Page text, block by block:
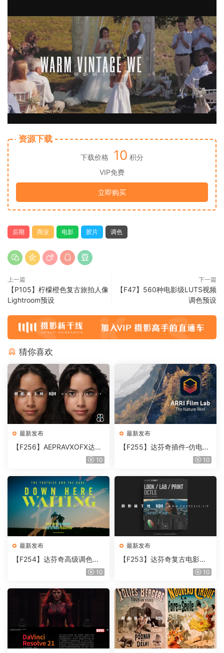
资源下载
下载价格 10 积分
VIP免费
立即购买
后期 商业 电影 胶片 调色
上一篇
【P105】柠檬橙色复古旅拍人像
Lightroom预设
下一篇
【F47】560种电影级LUTS视频
调色预设
猜你喜欢
最新发布
【F256】AEPRAVXOFX达芬
奇视频人像磨皮润肤美颜插件
10
最新发布
【F255】达芬奇插件-仿电影
胶片视频调色插件 ARRI Film
10
最新发布
【F254】达芬奇高级调色插
件 Contour V2.2.2 WinMac10
最新发布
【F253】达芬奇复古电影胶
片质感DCTL节点调色预设 M
T V4.0
10